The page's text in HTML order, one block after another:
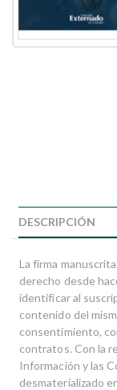
DESCRIPCIÓN
La firma
derecho desde
identificar al
contenido del
consentimiento,
contratos. Con la
Información y las
desmaterializado